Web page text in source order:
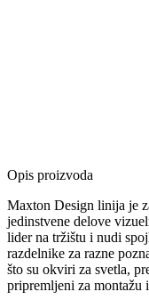
Opis proizvoda
Maxton Design linija je
jedinstvene delove
lider na tržištu i nudi
razdelnike za razne
što su okviri za svetla,
pripremljeni za montažu